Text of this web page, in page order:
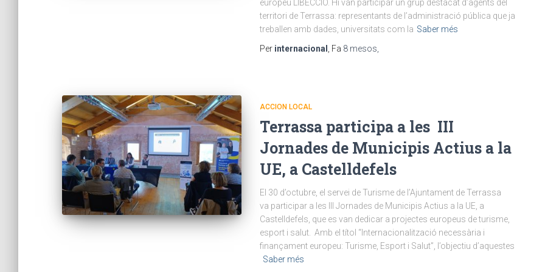
europeu LIBECCIO. Hi van participar un grup destacat d’agents del
territori de Terrassa: representants de l’administració pública que ja
treballen amb dades, universitats com la Saber més
Per internacional , Fa 8 mesos
ACCION LOCAL
Terrassa participa a les III
Jornades de Municipis Actius a la
UE, a Castelldefels
El 30 d’octubre, el servei de Turisme de l’Ajuntament de Terrassa
va participar a les III Jornades de Municipis Actius a la UE, a
Castelldefels, que es van dedicar a projectes europeus de turisme,
esport i salut. Amb el títol “Internacionalització necessària i
finançament europeu: Turisme, Esport i Salut”, l’objectiu d’aquestes
Saber més